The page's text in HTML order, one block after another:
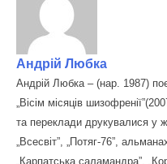
Андрій Любка
Андрій Любка – (нар. 1987)
„Вісім місяців
та переклади друкувалися у
„Всесвіт”, „Потяг-76”,
„Карпатська саламандра”,